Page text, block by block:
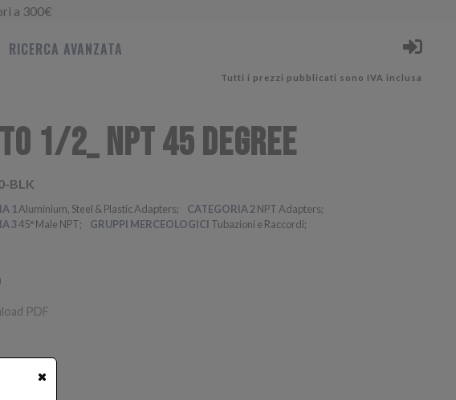
a 300€
Tutti i prezzi pubblicati sono IVA inclusa
RICERCA AVANZATA
1/2_ NPT 45 DEGREE
BLK
1 Aluminium, Steel & Plastic Adapters CATEGORIA 2NPT Adapters
345° Male NPT GRUPPI MERCEOLOGICI Tubazioni e Raccordi
PDF